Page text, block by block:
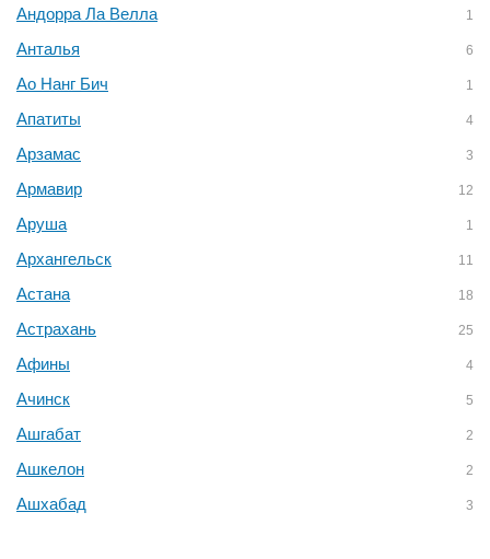
Андорра Ла Велла 1
Анталья 6
Ао Нанг Бич 1
Апатиты 4
Арзамас 3
Армавир 12
Аруша 1
Архангельск 11
Астана 18
Астрахань 25
Афины 4
Ачинск 5
Ашгабат 2
Ашкелон 2
Ашхабад 3